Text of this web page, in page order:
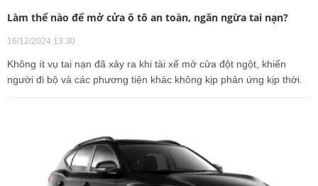
Làm thế nào để mở cửa ô tô an toàn, ngăn ngừa tai nạn?
16/12/2024 13:30
Không ít vụ tai nạn đã xảy ra khi tài xế mở cửa đột ngột, khiến
người đi bộ và các phương tiện khác không kịp phản ứng kịp thời.